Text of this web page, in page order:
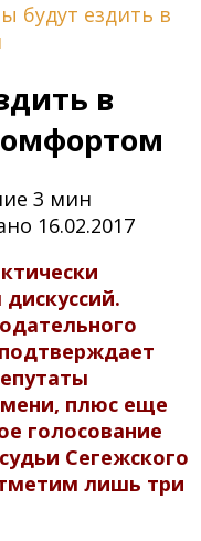
будут ездить в
в
3 мин
16.02.2017
плюс еще
голосование
Сегежского
лишь три